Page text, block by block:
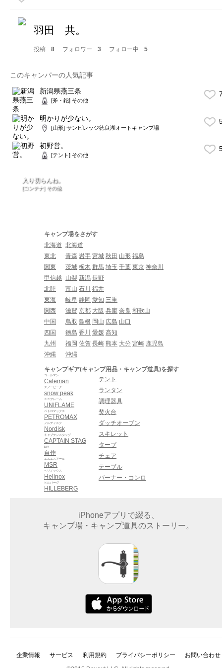
羽田 共。
投稿 8 フォロワー 3 フォロー中 5
このキャンパーの人気記事
新潟県燕三条
[斧・鉈] その他
明かりが少ない。
[山形] サンビレッジ徳良湖オートキャンプ場
初野営。
[テント] その他
入り切らんね。
[コンテナ] その他
キャンプ場をさがす
北海道 北海道
東北
青森 岩手 宮城 秋田 山形 福島
関東
茨城 栃木 群馬 埼玉 千葉 東京 神奈川
甲信越
山梨 新潟 長野
北陸
富山 石川 福井
東海
岐阜 静岡 愛知 三重
関西
滋賀 京都 大阪 兵庫 奈良 和歌山
中国
鳥取 島根 岡山 広島 山口
四国
徳島 香川 愛媛 高知
九州
福岡 佐賀 長崎 熊本 大分 宮崎 鹿児島
沖縄
沖縄
キャンプギア(キャンプ用品・キャンプ道具)を探す
Caleman
コールマン
snow peak
スノーピーク
UNIFLAME
ユニフレーム
PETROMAX
ペトロマックス
Nordisk
ノルディスク
CAPTAIN STAG
キャプテンスタッグ
自作
DIY
MSR
エムエスアール
Helinox
ヘリノックス
HILLEBERG
ヒルバーグ
テント
ランタン
調理器具
焚火台
ダッチオーブン
スキレット
タープ
チェア
テーブル
バーナー・コンロ
iPhoneアプリで綴る、
キャンプ場・キャンプ道具のストーリー。
企業情報 サービス 利用規約 プライバシーポリシー
お問い合わせ